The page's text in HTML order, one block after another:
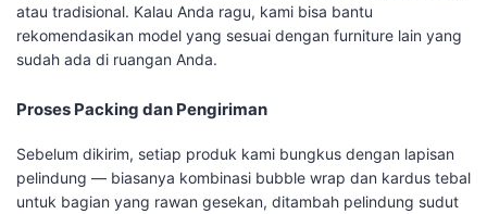
atau tradisional. Kalau Anda ragu, kami bisa bantu
rekomendasikan model yang sesuai dengan furniture lain yang
sudah ada di ruangan Anda.
Proses Packing dan Pengiriman
Sebelum dikirim, setiap produk kami bungkus dengan lapisan
pelindung — biasanya kombinasi bubble wrap dan kardus tebal
untuk bagian yang rawan gesekan, ditambah pelindung sudut